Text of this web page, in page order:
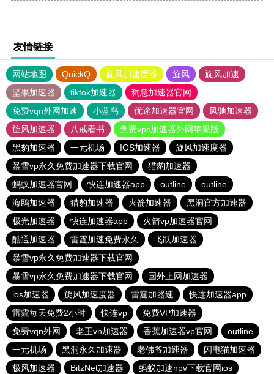
友情链接
网站地图 QuickQ 旋风加速度器 旋风
旋风加速
坚果加速器
tiktok加速器
狗急加速器官网
免费vqn外网加速
小蓝鸟 优途加速器官网
风驰加速器
旋风加速器
八戒看书
免费vps加速器外网苹果版
黑豹加速器
一元机场 IOS加速器
旋风加速度器
暴雪vp永久免费加速器下载官网
猎豹加速器
蚂蚁加速器官网
快连加速器app outline
outline
海鸥加速器
猎豹加速器 火箭加速器
黑洞官方加速器
极光加速器
快连加速器app
火箭vp加速器官网
酷通加速器
雷霆加速免费永久
飞跃加速器
暴雪vp永久免费加速器下载官网
暴雪vp永久免费加速器下载官网
国外上网加速器
ios加速器
旋风加速度器 雷霆加器速
快连加速器app
雷霆每天免费2小时
快连vp
免费VP加速器
免费vqn外网
老王vn加速器 香蕉加速器vp官网
outline
一元机场
黑洞永久加速器 老佛爷加速器
闪电猫加速器
极风加速器
BitzNet加速器 蚂蚁加速npv下载官网ios